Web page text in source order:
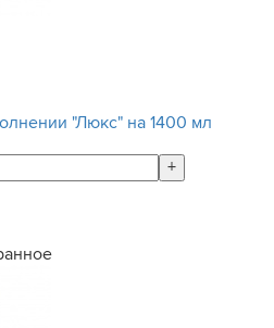
"Люкс" на 1400 мл
+